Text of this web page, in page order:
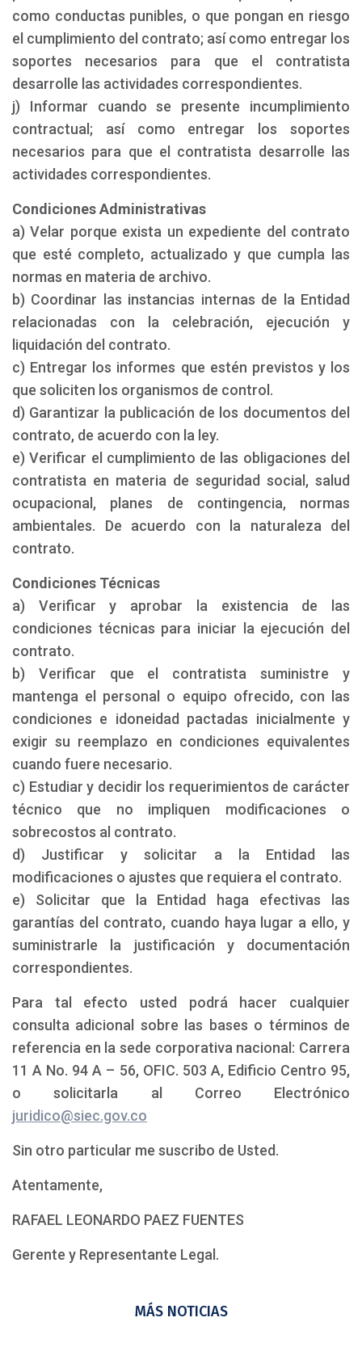
como conductas punibles, o que pongan en riesgo
el cumplimiento del contrato; así como entregar los
soportes necesarios para que el contratista
desarrolle las actividades correspondientes.
j) Informar cuando se presente incumplimiento
contractual; así como entregar los soportes
necesarios para que el contratista desarrolle las
actividades correspondientes.
Condiciones Administrativas
a) Velar porque exista un expediente del contrato
que esté completo, actualizado y que cumpla las
normas en materia de archivo.
b) Coordinar las instancias internas de la Entidad
relacionadas con la celebración, ejecución y
liquidación del contrato.
c) Entregar los informes que estén previstos y los
que soliciten los organismos de control.
d) Garantizar la publicación de los documentos del
contrato, de acuerdo con la ley.
e) Verificar el cumplimiento de las obligaciones del
contratista en materia de seguridad social, salud
ocupacional, planes de contingencia, normas
ambientales. De acuerdo con la naturaleza del
contrato.
Condiciones Técnicas
a) Verificar y aprobar la existencia de las
condiciones técnicas para iniciar la ejecución del
contrato.
b) Verificar que el contratista suministre y
mantenga el personal o equipo ofrecido, con las
condiciones e idoneidad pactadas inicialmente y
exigir su reemplazo en condiciones equivalentes
cuando fuere necesario.
c) Estudiar y decidir los requerimientos de carácter
técnico que no impliquen modificaciones o
sobrecostos al contrato.
d) Justificar y solicitar a la Entidad las
modificaciones o ajustes que requiera el contrato.
e) Solicitar que la Entidad haga efectivas las
garantías del contrato, cuando haya lugar a ello, y
suministrarle la justificación y documentación
correspondientes.
Para tal efecto usted podrá hacer cualquier
consulta adicional sobre las bases o términos de
referencia en la sede corporativa nacional: Carrera
11 A No. 94 A – 56, OFIC. 503 A, Edificio Centro 95,
o solicitarla al Correo Electrónico
juridico@siec.gov.co
Sin otro particular me suscribo de Usted.
Atentamente,
RAFAEL LEONARDO PAEZ FUENTES
Gerente y Representante Legal.
MÁS NOTICIAS